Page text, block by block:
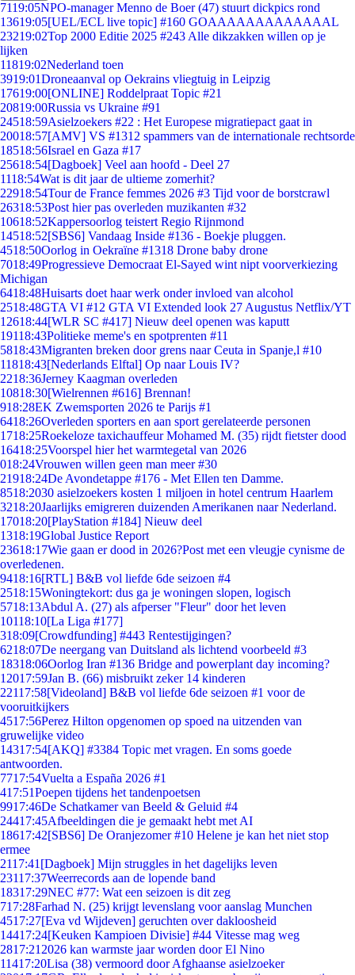
7119:05NPO-manager Menno de Boer (47) stuurt dickpics rond
13619:05[UEL/ECL live topic] #160 GOAAAAAAAAAAAAAL
23219:02Top 2000 Editie 2025 #243 Alle dikzakken willen op je
lijken
11819:02Nederland toen
3919:01Droneaanval op Oekrains vliegtuig in Leipzig
17619:00[ONLINE] Roddelpraat Topic #21
20819:00Russia vs Ukraine #91
24518:59Asielzoekers #22 : Het Europese migratiepact gaat in
20018:57[AMV] VS #1312 spammers van de internationale rechtsorde
18518:56Israel en Gaza #17
25618:54[Dagboek] Veel aan hoofd - Deel 27
1118:54Wat is dit jaar de ultieme zomerhit?
22918:54Tour de France femmes 2026 #3 Tijd voor de borstcrawl
26318:53Post hier pas overleden muzikanten #32
10618:52Kappersoorlog teistert Regio Rijnmond
14518:52[SBS6] Vandaag Inside #136 - Boekje pluggen.
4518:50Oorlog in Oekraïne #1318 Drone baby drone
7018:49Progressieve Democraat El-Sayed wint nipt voorverkiezing
Michigan
6418:48Huisarts doet haar werk onder invloed van alcohol
2518:48GTA VI #12 GTA VI Extended look 27 Augustus Netflix/YT
12618:44[WLR SC #417] Nieuw deel openen was kaputt
19118:43Politieke meme's en spotprenten #11
5818:43Migranten breken door grens naar Ceuta in Spanje,l #10
11818:43[Nederlands Elftal] Op naar Louis IV?
2218:36Jerney Kaagman overleden
10818:30[Wielrennen #616] Brennan!
918:28EK Zwemsporten 2026 te Parijs #1
6418:26Overleden sporters en aan sport gerelateerde personen
1718:25Roekeloze taxichauffeur Mohamed M. (35) rijdt fietster dood
16418:25Voorspel hier het warmtegetal van 2026
018:24Vrouwen willen geen man meer #30
21918:24De Avondetappe #176 - Met Ellen ten Damme.
8518:2030 asielzoekers kosten 1 miljoen in hotel centrum Haarlem
3218:20Jaarlijks emigreren duizenden Amerikanen naar Nederland.
17018:20[PlayStation #184] Nieuw deel
1318:19Global Justice Report
23618:17Wie gaan er dood in 2026?Post met een vleugje cynisme de
overledenen.
9418:16[RTL] B&B vol liefde 6de seizoen #4
2518:15Woningtekort: dus ga je woningen slopen, logisch
5718:13Abdul A. (27) als afperser "Fleur" door het leven
10118:10[La Liga #177]
318:09[Crowdfunding] #443 Rentestijgingen?
6218:07De neergang van Duitsland als lichtend voorbeeld #3
18318:06Oorlog Iran #136 Bridge and powerplant day incoming?
12017:59Jan B. (66) misbruikt zeker 14 kinderen
22117:58[Videoland] B&B vol liefde 6de seizoen #1 voor de
vooruitkijkers
4517:56Perez Hilton opgenomen op spoed na uitzenden van
gruwelijke video
14317:54[AKQ] #3384 Topic met vragen. En soms goede
antwoorden.
7717:54Vuelta a España 2026 #1
417:51Poepen tijdens het tandenpoetsen
9917:46De Schatkamer van Beeld & Geluid #4
24417:45Afbeeldingen die je gemaakt hebt met AI
18617:42[SBS6] De Oranjezomer #10 Helene je kan het niet stop
ermee
2117:41 [Dagboek] Mijn struggles in het dagelijks leven
23117:37Weerrecords aan de lopende band
18317:29NEC #77: Wat een seizoen is dit zeg
717:28Farhad N. (25) krijgt levenslang voor aanslag Munchen
4517:27[Eva vd Wijdeven] geruchten over dakloosheid
14417:24[Keuken Kampioen Divisie] #44 Vitesse mag weg
2817:21 2026 kan warmste jaar worden door El Nino
11417:20Lisa (38) vermoord door Afghaanse asielzoeker